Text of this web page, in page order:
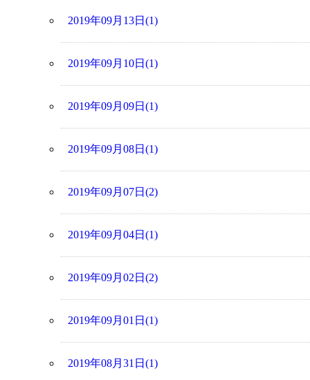
2019年09月13日(1)
2019年09月10日(1)
2019年09月09日(1)
2019年09月08日(1)
2019年09月07日(2)
2019年09月04日(1)
2019年09月02日(2)
2019年09月01日(1)
2019年08月31日(1)